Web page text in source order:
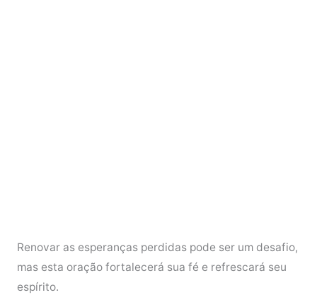
Renovar as esperanças perdidas pode ser um desafio,
mas esta oração fortalecerá sua fé e refrescará seu
espírito.